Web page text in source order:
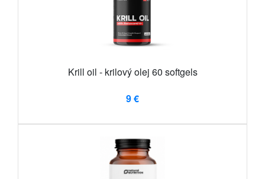
Krill oil - krilový olej 60 softgels
9 €